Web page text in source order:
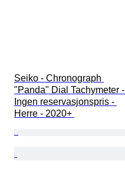
Seiko - Chronograph
"Panda" Dial Tachymeter -
Ingen reservasjonspris -
Herre - 2020+